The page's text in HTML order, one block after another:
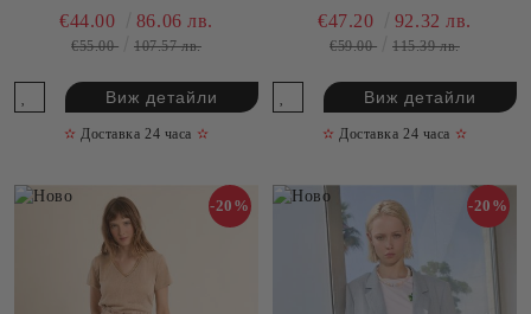
ML72EP
€44.00 86.06 лв.
€55.00 107.57 лв.
Виж детайли
✫ Доставка 24 часа ✫
MOLLY BRACKEN (SKU)
LA1899EP
€47.20 92.32 лв.
€59.00 115.39 лв.
Виж детайли
✫ Доставка 24 часа ✫
-20% -20%